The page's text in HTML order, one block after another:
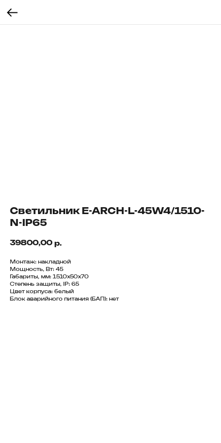
Светильник E-ARCH-L-45W4/1510-
N-IP65
39800,00 р.
Монтаж: накладной
Мощность, Вт: 45
Габариты, мм: 1510х50х70
Степень защиты, IP: 65
Цвет корпуса: белый
Блок аварийного питания (БАП): нет